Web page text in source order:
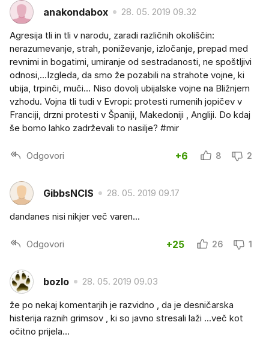
anakondabox 28. 05. 2019 09.32
Agresija tli in tli v narodu, zaradi različnih okoliščin:
nerazumevanje, strah, poniževanje, izločanje, prepad med
revnimi in bogatimi, umiranje od sestradanosti, ne spoštljivi
odnosi,...Izgleda, da smo že pozabili na strahote vojne, ki
ubija, trpinči, muči... Niso dovolj ubijalske vojne na Bližnjem
vzhodu. Vojna tli tudi v Evropi: protesti rumenih jopičev v
Franciji, drzni protesti v Španiji, Makedoniji , Angliji. Do kdaj
še bomo lahko zadrževali to nasilje? #mir
Odgovori +6 8 2
GibbsNCIS 28. 05. 2019 09.17
dandanes nisi nikjer več varen...
Odgovori +25 26 1
bozlo 28. 05. 2019 09.03
že po nekaj komentarjih je razvidno , da je desničarska
histerija raznih grimsov , ki so javno stresali laži ...več kot
očitno prijela...